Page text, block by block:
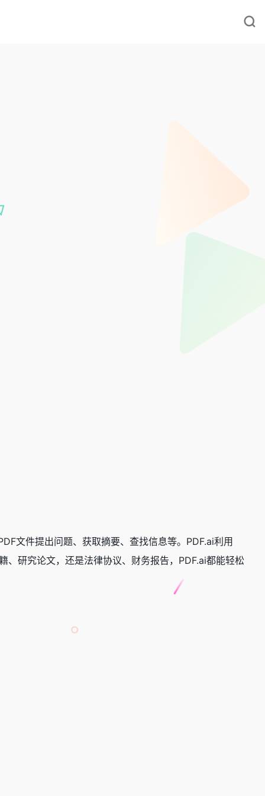
文件提出问题、获取摘要、查找信息等。PDF.ai利用
、研究论文，还是法律协议、财务报告，PDF.ai都能轻松